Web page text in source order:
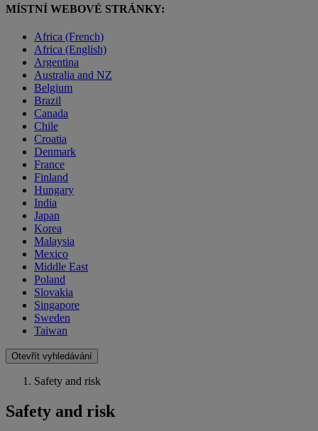
MÍSTNÍ WEBOVÉ STRÁNKY:
Africa (French)
Africa (English)
Argentina
Australia and NZ
Belgium
Brazil
Canada
Chile
Croatia
Denmark
France
Finland
Hungary
India
Japan
Korea
Malaysia
Mexico
Middle East
Poland
Slovakia
Singapore
Sweden
Taiwan
Otevřít vyhledávání
Safety and risk
Safety and risk